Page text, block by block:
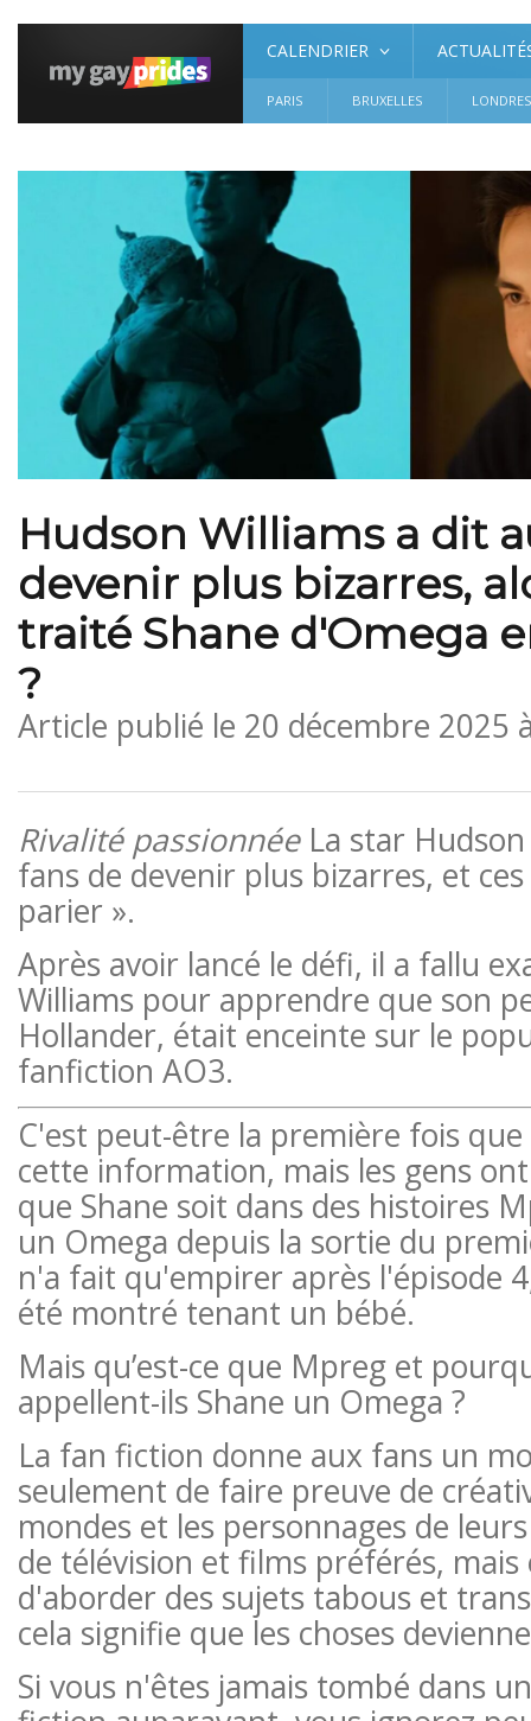
CALENDRIER
PARIS BRUXELLES LONDRES
Hudson Williams a dit
devenir plus bizarres,
traité Shane d'Omega
?
Article publié le 20 décembre 2025
Rivalité passionnéeLa star Hudson
fans de devenir plus bizarres, et
parier ».
Après avoir lancé le défi, il a fallu
Williams pour apprendre que son
Hollander, était enceinte sur le
fanfiction AO3.
C'est peut-être la première fois
cette information, mais les gens
que Shane soit dans des histoires
un Omega depuis la sortie du
n'a fait qu'empirer après l'épisode
été montré tenant un bébé.
Mais qu’est-ce que Mpreg et
appellent-ils Shane un Omega ?
La fan fiction donne aux fans un
seulement de faire preuve de
mondes et les personnages de
de télévision et films préférés, mais
d'aborder des sujets tabous et
cela signifie que les choses
Si vous n'êtes jamais tombé dans